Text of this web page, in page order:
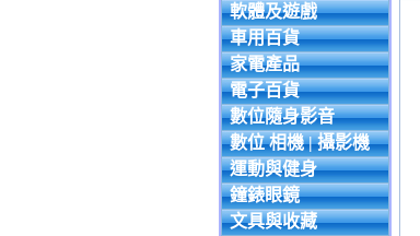
軟體及遊戲
車用百貨
家電產品
電子百貨
數位隨身影音
數位 相機 | 攝影機
運動與健身
鐘錶眼鏡
文具與收藏